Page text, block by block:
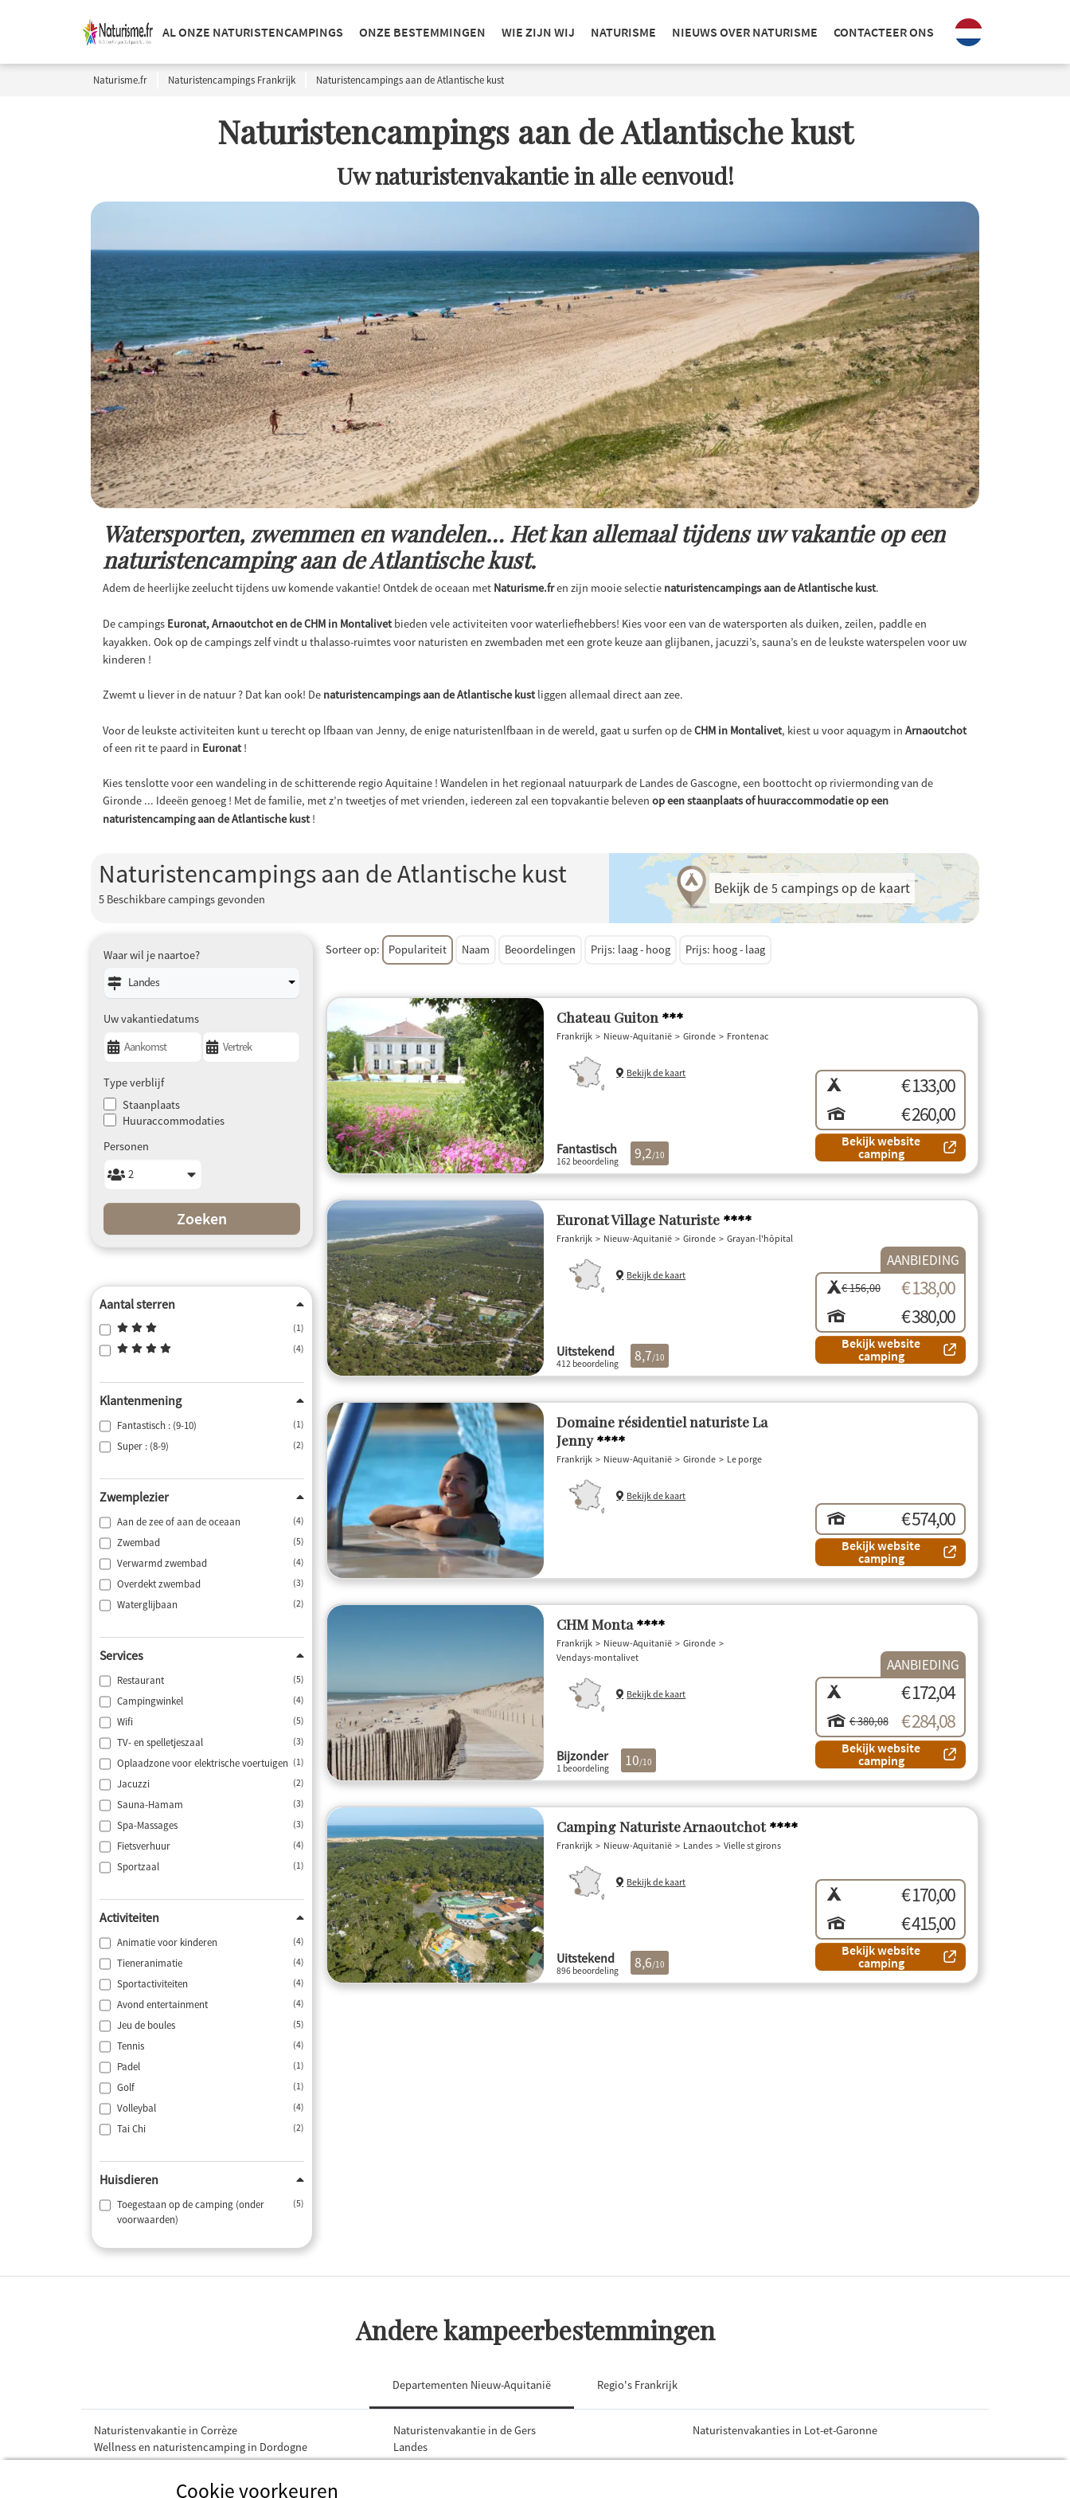
AL ONZE NATURISTENCAMPINGS ONZE BESTEMMINGEN WIE ZIJN WIJ NATURISME NIEUWS OVER NATURISME CONTACTEER ONS
Naturisme.fr Naturistencampings Frankrijk Naturistencampings aan de Atlantische kust
Naturistencampings aan de Atlantische kust
Uw naturistenvakantie in alle eenvoud!
Watersporten, zwemmen en wandelen… Het kan allemaal tijdens uw vakantie op een
naturistencamping aan de Atlantische kust.
Adem de heerlijke zeelucht tijdens uw komende vakantie! Ontdek de oceaan met Naturisme.fren zijn mooie selectie naturistencampings aan de Atlantische kust.
De campings Euronat, Arnaoutchot en de CHM in Montalivet bieden vele activiteiten voor waterliefhebbers! Kies voor een van de watersporten als duiken, zeilen, paddle en
kayakken. Ook op de campings zelf vindt u thalasso-ruimtes voor naturisten en zwembaden met een grote keuze aan glijbanen, jacuzzi’s, sauna’s en de leukste waterspelen voor uw
kinderen !
Zwemt u liever in de natuur ? Dat kan ook! De naturistencampings aan de Atlantische kust liggen allemaal direct aan zee.
Voor de leukste activiteiten kunt u terecht op lfbaan van Jenny, de enige naturistenlfbaan in de wereld, gaat u surfen op deCHM in Montalivet, kiest u voor aquagym in Arnaoutchot
of een rit te paard in Euronat !
Kies tenslotte voor een wandeling in de schitterende regio Aquitaine ! Wandelen in het regionaal natuurpark de Landes de Gascogne, een boottocht op riviermonding van de
Gironde ... Ideeën genoeg ! Met de familie, met z’n tweetjes of met vrienden, iedereen zal een topvakantie beleven op een staanplaats of huuraccommodatie op een
naturistencamping aan de Atlantische kust !
Naturistencampings aan de Atlantische kust
5 Beschikbare campings gevonden
Bekijk de 5 campings op de kaart
Waar wil je naartoe?
Landes
Uw vakantiedatums
Type verblijf
Staanplaats
Huuraccommodaties
Personen
Zoeken
Aantal sterren
(1)
(4)
Klantenmening
Fantastisch : (9-10) (1)
Super : (8-9) (2)
Zwemplezier
Aan de zee of aan de oceaan (4)
Zwembad (5)
Verwarmd zwembad (4)
Overdekt zwembad (3)
Waterglijbaan (2)
Services
Restaurant (5)
Campingwinkel (4)
Wifi (5)
TV- en spelletjeszaal (3)
Oplaadzone voor elektrische voertuigen (1)
Jacuzzi (2)
Sauna-Hamam (3)
Spa-Massages (3)
Fietsverhuur (4)
Sportzaal (1)
Activiteiten
Animatie voor kinderen (4)
Tieneranimatie (4)
Sportactiviteiten (4)
Avond entertainment (4)
Jeu de boules (5)
Tennis (4)
Padel (1)
Golf (1)
Volleybal (4)
Tai Chi (2)
Huisdieren
Toegestaan op de camping (onder
voorwaarden)
(5)
Sorteer op: Populariteit Naam Beoordelingen prijs: laag - hoog prijs: hoog - laag
Chateau Guiton ***
Frankrijk Nieuw-Aquitanië Gironde Frontenac
Bekijk de kaart
Fantastisch
162 beoordeling 9,2/10
€ 133,00
€ 260,00
Bekijk website
camping
Euronat Village Naturiste ****
Frankrijk Nieuw-Aquitanië Gironde Grayan-l'hôpital
Bekijk de kaart
Uitstekend
412 beoordeling 8,7/10
AANBIEDING
€ 156,00
€ 138,00
€ 380,00
Bekijk website
camping
Domaine résidentiel naturiste La
Jenny****
Frankrijk Nieuw-Aquitanië Gironde Le porge
Bekijk de kaart
€ 574,00
Bekijk website
camping
CHM Monta ****
Frankrijk Nieuw-Aquitanië
Gironde
Vendays-montalivet
Bekijk de kaart
Bijzonder
1 beoordeling 10/10
AANBIEDING
€ 172,04
€ 380,08 € 284,08
Bekijk website
camping
Camping Naturiste Arnaoutchot****
Frankrijk Nieuw-Aquitanië Landes Vielle st girons
Bekijk de kaart
Uitstekend
896 beoordeling 8,6/10
€ 170,00
€ 415,00
Bekijk website
camping
Andere kampeerbestemmingen
Departementen Nieuw-Aquitanië Regio's Frankrijk
Naturistenvakantie in Corrèze
Wellness en naturistencamping in Dordogne
Naturistenvakantie in de Gers
Landes
Naturistenvakanties in Lot-et-Garonne
Cookie voorkeuren